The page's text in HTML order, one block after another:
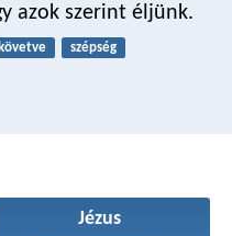
azok szerint éljünk.
követve szépség
Jézus